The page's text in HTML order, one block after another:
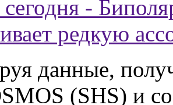
-
редкую
данные,
(SHS) и